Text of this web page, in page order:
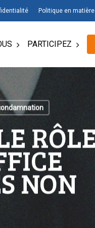
Politique en
PARTICIPEZ
NON